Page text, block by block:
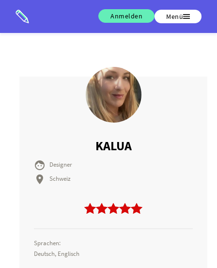
Anmelden Menü
KALUA
 Designer
 Schweiz
Sprachen:
Deutsch, Englisch